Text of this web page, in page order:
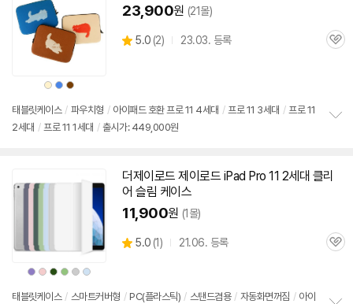
상
품
색
상
상
품
상
상
품
상
23,900원 (21몰)
별
5.0 (상
2) 23.03. 등록
관
태블릿케이스 / 파우치형 / 아이패드호환프로11 4세대 / 프로11 3세대 / 프로11
2세대 / 프로11 1세대 / 출시가: 449,000원
상
품
상
상
품
색
상
상
품
색
상
상
품
상
상
품
상
상
품
색
상
더제이로드 제이로드 iPad Pro 11 2세대 클리
어 슬림 케이스
11,900원 (1몰)
별
5.0 (상
뷰
1) 21.06. 등록
관
태블릿케이스 / 스마트커버형 / PC(플라스틱) / 스탠드겸용 / 자동화면꺼짐 / 아이